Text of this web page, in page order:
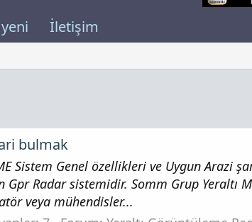
İletişim
bulmak
Sistem Genel özellikleri ve Uygun
Radar sistemidir. Somm Grup Yeraltı
veya mühendisler...